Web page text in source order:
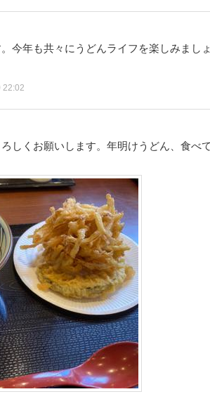
今年も共々にうどんライフを楽しみまし
22:02
しくお願いします。年明けうどん、食べ